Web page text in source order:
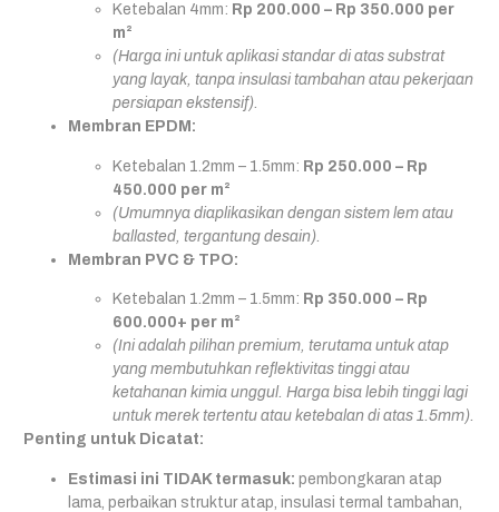
Ketebalan 4mm: Rp 200.000 – Rp 350.000 per
m²
(Harga ini untuk aplikasi standar di atas substrat
yang layak, tanpa insulasi tambahan atau pekerjaan
persiapan ekstensif).
Membran EPDM:
Ketebalan 1.2mm – 1.5mm: Rp 250.000 – Rp
450.000 per m²
(Umumnya diaplikasikan dengan sistem lem atau
ballasted, tergantung desain).
Membran PVC & TPO:
Ketebalan 1.2mm – 1.5mm: Rp 350.000 – Rp
600.000+ per m²
(Ini adalah pilihan premium, terutama untuk atap
yang membutuhkan reflektivitas tinggi atau
ketahanan kimia unggul. Harga bisa lebih tinggi lagi
untuk merek tertentu atau ketebalan di atas 1.5mm).
Penting untuk Dicatat:
Estimasi ini TIDAK termasuk: pembongkaran atap
lama, perbaikan struktur atap, insulasi termal tambahan,